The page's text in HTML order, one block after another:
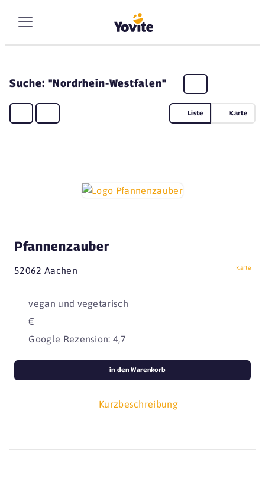
Suche: "Nordrhein-Westfalen"
Liste Karte
Pfannenzauber
52062 Aachen Karte
vegan und vegetarisch
€
Google Rezension: 4,7
Kurzbeschreibung
in den Warenkorb